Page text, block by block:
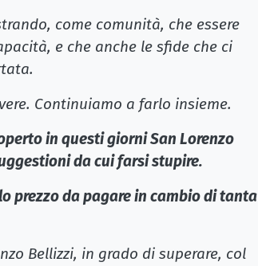
come comunità, che essere
e che anche le sfide che ci
Continuiamo a farlo insieme.
in questi giorni San Lorenzo
da cui farsi stupire.
prezzo da pagare in cambio di tanta
Bellizzi, in grado di superare, col